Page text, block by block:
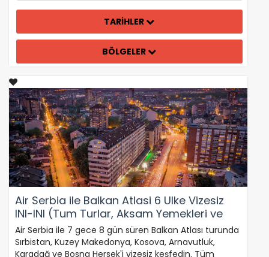
TARİHLER
BÖLGELER
Air Serbia ile Balkan Atlasi 6 Ulke Vizesiz
INI-INI (Tum Turlar, Aksam Yemekleri ve
Balkan Gecesi Dahil) - 26209
Air Serbia ile 7 gece 8 gün süren Balkan Atlası turunda
Sırbistan, Kuzey Makedonya, Kosova, Arnavutluk,
Karadağ ve Bosna Hersek'i vizesiz keşfedin. Tüm